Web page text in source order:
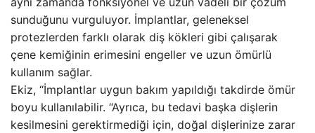
sunduğunu vurguluyor. İmplantlar, geleneksel
protezlerden farklı olarak diş kökleri gibi çalışarak
çene kemiğinin erimesini engeller ve uzun ömürlü
kullanım sağlar.
Ekiz, “İmplantlar uygun bakım yapıldığı takdirde ömür
boyu kullanılabilir. “Ayrıca, bu tedavi başka dişlerin
kesilmesini gerektirmediği için, doğal dişlerinize zarar